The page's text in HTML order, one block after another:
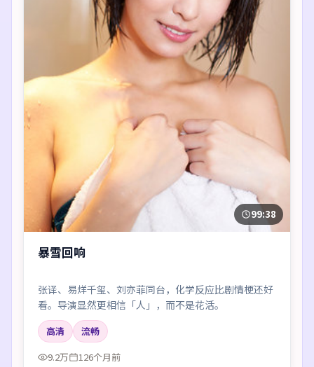
99:38
暴雪回响
张译、易烊千玺、刘亦菲同台，化学反应比剧情梗还好
看。导演显然更相信「人」，而不是花活。
高清
流畅
9.2万
126个月前